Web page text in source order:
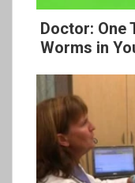
Doctor: One
Worms in